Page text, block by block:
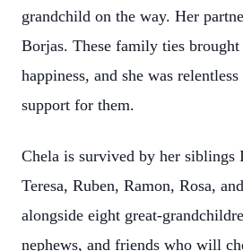
grandchild on the way. Her
Borjas. These family ties brought
happiness, and she was
support for them.
Chela is survived by her siblings
Teresa, Ruben, Ramon, Rosa,
alongside eight great-
nephews, and friends who will